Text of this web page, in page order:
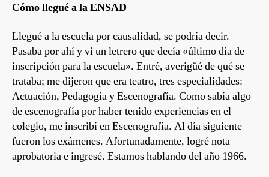
Cómo llegué a la ENSAD
Llegué a la escuela por causalidad, se podría decir.
Pasaba por ahí y vi un letrero que decía «último día de
inscripción para la escuela». Entré, averigüé de qué se
trataba; me dijeron que era teatro, tres especialidades:
Actuación, Pedagogía y Escenografía. Como sabía algo
de escenografía por haber tenido experiencias en el
colegio, me inscribí en Escenografía. Al día siguiente
fueron los exámenes. Afortunadamente, logré nota
aprobatoria e ingresé. Estamos hablando del año 1966.